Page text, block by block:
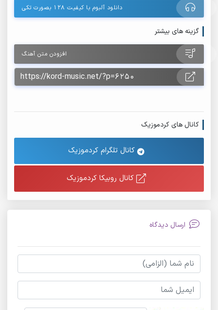
دانلود آلبوم با کیفیت 128 بصورت تکی
گزینه های بیشتر
افزودن متن آهنگ
کانال های کردموزیک
کانال تلگرام کردموزیک
کانال روبیکا کردموزیک
ارسال دیدگاه